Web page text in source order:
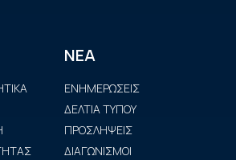
ΝΕΑ
ΕΝΗΜΕΡΩΣΕΙΣ
ΔΕΛΤΙΑ ΤΥΠΟΥ
ΠΡΟΣΛΗΨΕΙΣ
ΔΙΑΓΩΝΙΣΜΟΙ